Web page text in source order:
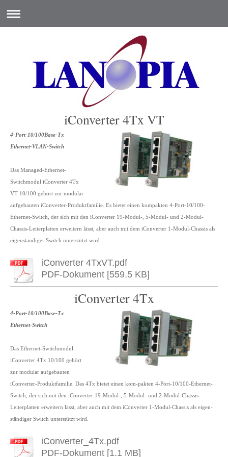
iConverter 4Tx VT
4-Port-10/100Base-Tx
Ethernet-VLAN-Switch
Das Managed-Ethernet-
Switchmodul iConverter 4Tx
VT 10/100 gehört zur modular
aufgebauten iConverter-Produktfamilie. Es bietet einen kompakten 4-Port-10/100-
Ethernet-Switch, der sich mit den iConverter 19-Modul-, 5-Modul- und 2-Modul-
Chassis-Leiterplatten erweitern lässt, aber auch mit dem iConverter 1-Modul-Chassis als
eigenständiger Switch unterstützt wird.
iConverter 4TxVT.pdf
PDF-Dokument [559.5 KB]
iConverter 4Tx
4-Port-10/100Base-Tx
Ethernet-Switch
Das Ethernet-Switchmodul
iConverter 4Tx 10/100 gehört
zur modular aufgebauten
iConverter-Produktfamilie. Das 4Tx bietet einen kom-pakten 4-Port-10/100-Ethernet-
Switch, der sich mit den iConverter 19-Modul-, 5-Modul- und 2-Modul-Chassis-
Leiterplatten erweitern lässt, aber auch mit dem iConverter 1-Modul-Chassis als eigen-
ständiger Switch unterstützt wird.
iConverter_4Tx.pdf
PDF-Dokument [1.1 MB]